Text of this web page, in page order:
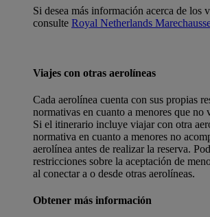
Si desea más información acerca de los
consulte Royal Netherlands
Viajes con otras aerolíneas
Cada aerolínea cuenta con sus propias
normativas en cuanto a menores que no
Si el itinerario incluye viajar con otra
normativa en cuanto a menores no
aerolínea antes de realizar la reserva.
restricciones sobre la aceptación de
al conectar a o desde otras aerolíneas.
Obtener más información